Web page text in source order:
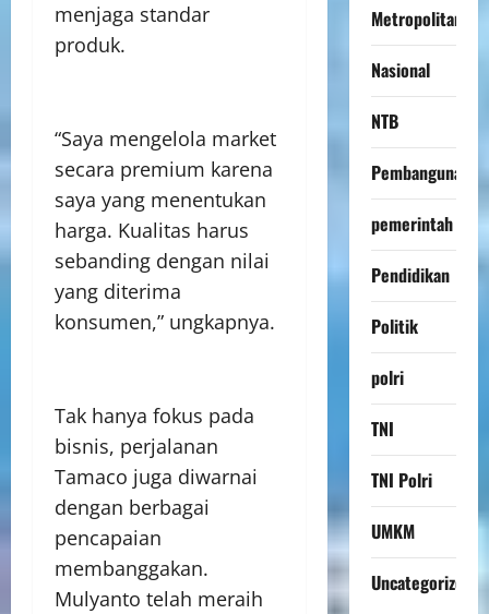
menjaga standar
produk.
“Saya mengelola market
secara premium karena
saya yang menentukan
harga. Kualitas harus
sebanding dengan nilai
yang diterima
konsumen,” ungkapnya.
Tak hanya fokus pada
bisnis, perjalanan
Tamaco juga diwarnai
dengan berbagai
pencapaian
membanggakan.
Mulyanto telah meraih
Metropolitan
Nasional
NTB
Pembangunan
pemerintah
Pendidikan
Politik
polri
TNI
TNI Polri
UMKM
Uncategorized